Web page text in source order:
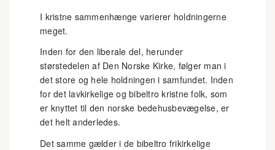
I kristne sammenhænge varierer holdningerne
meget.
Inden for den liberale del, herunder
størstedelen af Den Norske Kirke, følger man i
det store og hele holdningen i samfundet. Inden
for det lavkirkelige og bibeltro kristne folk, som
er knyttet til den norske bedehusbevægelse, er
det helt anderledes.
Det samme gælder i de bibeltro frikirkelige